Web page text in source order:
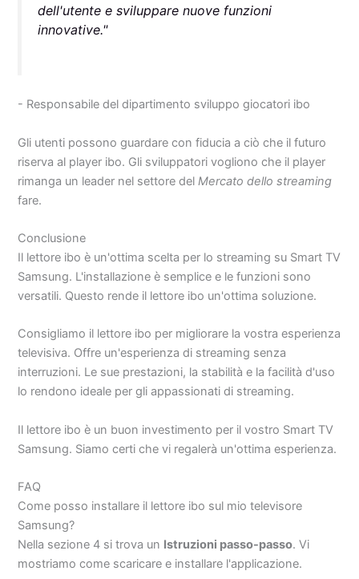
dell'utente e sviluppare nuove funzioni
innovative."
- Responsabile del dipartimento sviluppo giocatori ibo
Gli utenti possono guardare con fiducia a ciò che il futuro
riserva al player ibo. Gli sviluppatori vogliono che il player
rimanga un leader nel settore delMercato dello streaming
fare.
Conclusione
Il lettore ibo è un'ottima scelta per lo streaming su Smart TV
Samsung. L'installazione è semplice e le funzioni sono
versatili. Questo rende il lettore ibo un'ottima soluzione.
Consigliamo il lettore ibo per migliorare la vostra esperienza
televisiva. Offre un'esperienza di streaming senza
interruzioni. Le sue prestazioni, la stabilità e la facilità d'uso
lo rendono ideale per gli appassionati di streaming.
Il lettore ibo è un buon investimento per il vostro Smart TV
Samsung. Siamo certi che vi regalerà un'ottima esperienza.
FAQ
Come posso installare il lettore ibo sul mio televisore
Samsung?
Nella sezione 4 si trova un Istruzioni passo-passo. Vi
mostriamo come scaricare e installare l'applicazione.